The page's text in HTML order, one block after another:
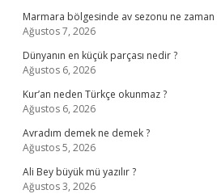
Marmara bölgesinde av sezonu ne zaman
Ağustos 7, 2026
Dünyanın en küçük parçası nedir ?
Ağustos 6, 2026
Kur’an neden Türkçe okunmaz ?
Ağustos 6, 2026
Avradım demek ne demek ?
Ağustos 5, 2026
Ali Bey büyük mü yazılır ?
Ağustos 3, 2026